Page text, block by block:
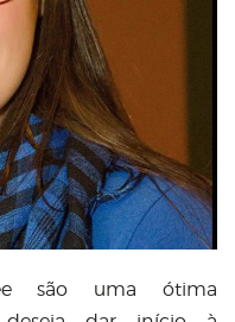
são uma ótima